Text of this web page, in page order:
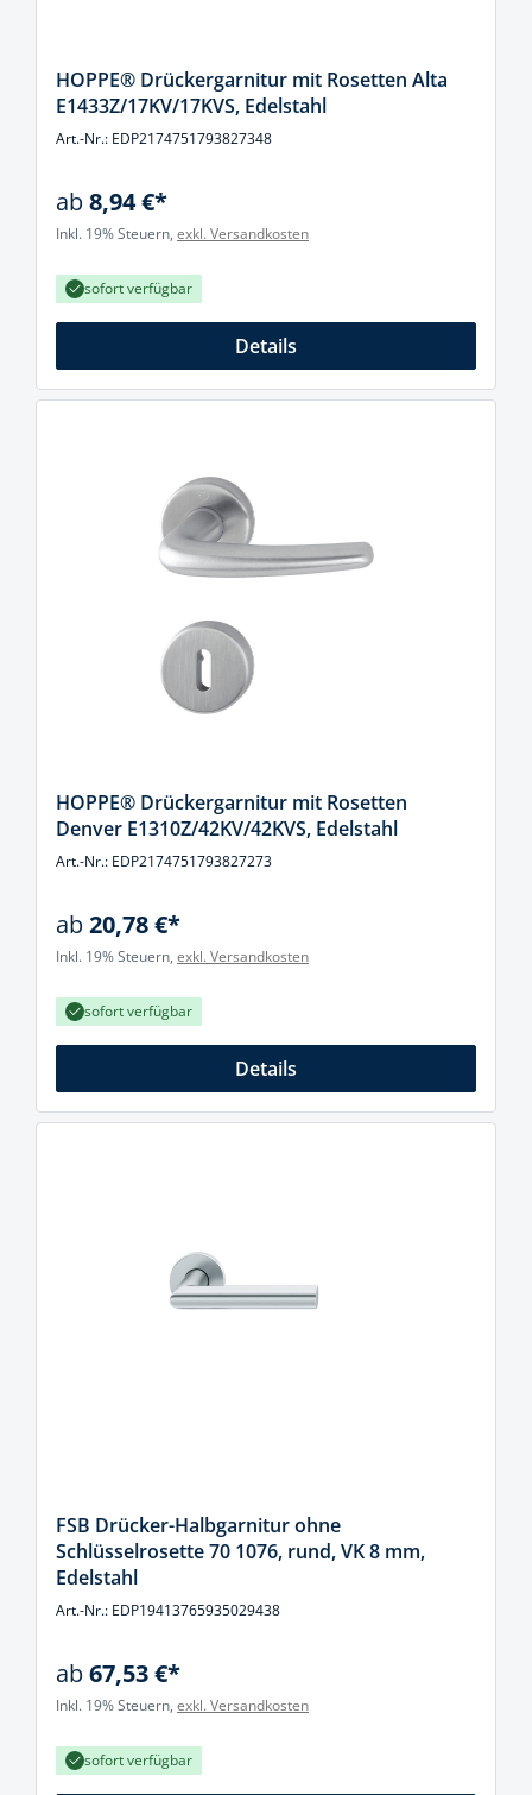
HOPPE® Drückergarnitur mit Rosetten Alta
E1433Z/17KV/17KVS, Edelstahl
Art.-Nr.: EDP2174751793827348
ab8,94 €*
Inkl. 19% Steuern, exkl. Versandkosten
sofort verfügbar
Details
HOPPE® Drückergarnitur mit Rosetten
Denver E1310Z/42KV/42KVS, Edelstahl
Art.-Nr.: EDP2174751793827273
ab20,78 €*
Inkl. 19% Steuern, exkl. Versandkosten
sofort verfügbar
Details
FSB Drücker-Halbgarnitur ohne
Schlüsselrosette 70 1076, rund, VK 8 mm,
Edelstahl
Art.-Nr.: EDP19413765935029438
ab67,53 €*
Inkl. 19% Steuern, exkl. Versandkosten
sofort verfügbar